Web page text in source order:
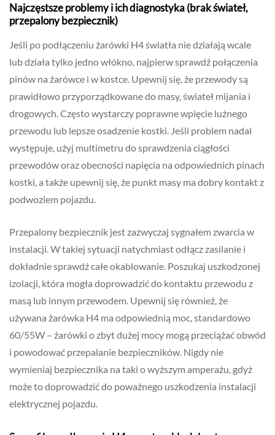
Najczęstsze problemy i ich diagnostyka (brak świateł,
przepalony bezpiecznik)
Jeśli po podłączeniu żarówki H4 światła nie działają wcale
lub działa tylko jedno włókno, najpierw sprawdź połączenia
pinów na żarówce i w kostce. Upewnij się, że przewody są
prawidłowo przyporządkowane do masy, świateł mijania i
drogowych. Często wystarczy poprawne wpięcie luźnego
przewodu lub lepsze osadzenie kostki. Jeśli problem nadal
występuje, użyj multimetru do sprawdzenia ciągłości
przewodów oraz obecności napięcia na odpowiednich pinach
kostki, a także upewnij się, że punkt masy ma dobry kontakt z
podwoziem pojazdu.
Przepalony bezpiecznik jest zazwyczaj sygnałem zwarcia w
instalacji. W takiej sytuacji natychmiast odłącz zasilanie i
dokładnie sprawdź całe okablowanie. Poszukaj uszkodzonej
izolacji, która mogła doprowadzić do kontaktu przewodu z
masą lub innym przewodem. Upewnij się również, że
używana żarówka H4 ma odpowiednią moc, standardowo
60/55W – żarówki o zbyt dużej mocy mogą przeciążać obwód
i powodować przepalanie bezpieczników. Nigdy nie
wymieniaj bezpiecznika na taki o wyższym amperażu, gdyż
może to doprowadzić do poważnego uszkodzenia instalacji
elektrycznej pojazdu.